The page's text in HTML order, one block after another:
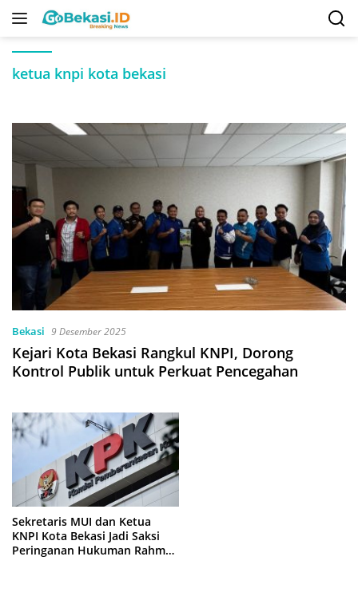
Langsung
ketua knpi kota bekasi
Bekasi 9 Desember 2025
Kejari Kota Bekasi Rangkul KNPI, Dorong
Kontrol Publik untuk Perkuat Pencegahan
Sekretaris MUI dan Ketua
KNPI Kota Bekasi Jadi Saksi
Peringanan Hukuman Rahmat